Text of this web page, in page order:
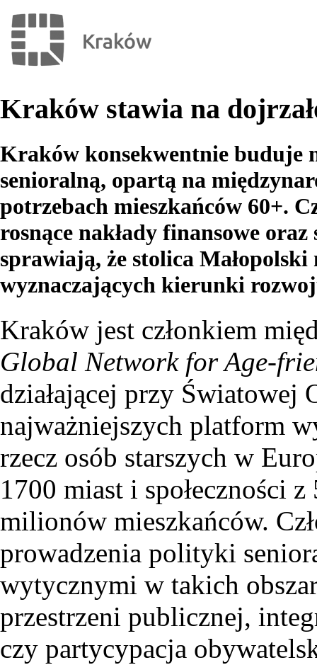
Kraków stawia na
Kraków konsekwentnie buduje
senioralną, opartą na
potrzebach mieszkańców 60+.
rosnące nakłady finansowe oraz
sprawiają, że stolica
wyznaczających kierunki
Kraków jest członkiem
Global Network for Age-
działającej przy Światowej
najważniejszych platform
rzecz osób starszych w
1700 miast i społeczności
milionów mieszkańców.
prowadzenia polityki
wytycznymi w takich
przestrzeni publicznej,
czy partycypacja